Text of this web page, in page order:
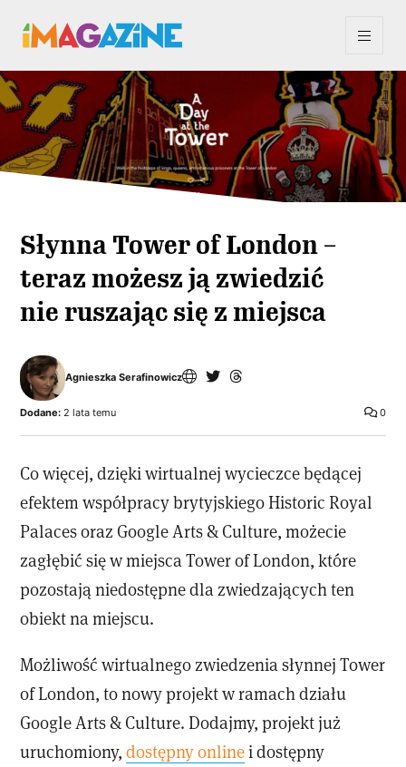
Słynna Tower of London –
teraz możesz ją zwiedzić
nie ruszając się z miejsca
Agnieszka Serafinowicz
0
Dodane: 2 lata temu
Co więcej, dzięki wirtualnej wycieczce będącej
efektem współpracy brytyjskiego Historic Royal
Palaces oraz Google Arts & Culture, możecie
zagłębić się w miejsca Tower of London, które
pozostają niedostępne dla zwiedzających ten
obiekt na miejscu.
Możliwość wirtualnego zwiedzenia słynnej Tower
of London, to nowy projekt w ramach działu
Google Arts & Culture. Dodajmy, projekt już
uruchomiony,dostępny onlinei dostępny